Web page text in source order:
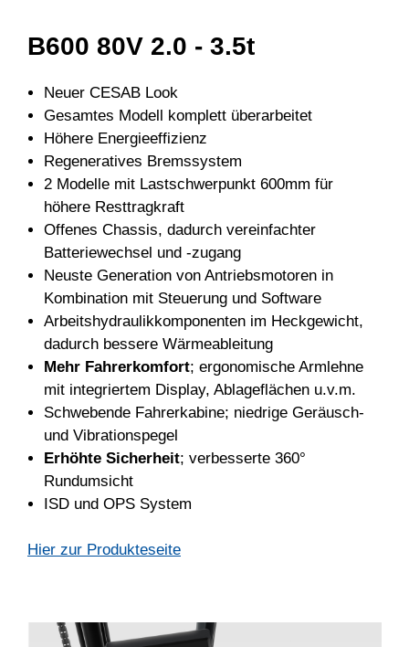
B600 80V 2.0 - 3.5t
Neuer CESAB Look
Gesamtes Modell komplett überarbeitet
Höhere Energieeffizienz
Regeneratives Bremssystem
2 Modelle mit Lastschwerpunkt 600mm für
höhere Resttragkraft
Offenes Chassis, dadurch vereinfachter
Batteriewechsel und -zugang
Neuste Generation von Antriebsmotoren in
Kombination mit Steuerung und Software
Arbeitshydraulikkomponenten im Heckgewicht,
dadurch bessere Wärmeableitung
Mehr Fahrerkomfort; ergonomische Armlehne
mit integriertem Display, Ablageflächen u.v.m.
Schwebende Fahrerkabine; niedrige Geräusch-
und Vibrationspegel
Erhöhte Sicherheit; verbesserte 360°
Rundumsicht
ISD und OPS System
Hier zur Produkteseite